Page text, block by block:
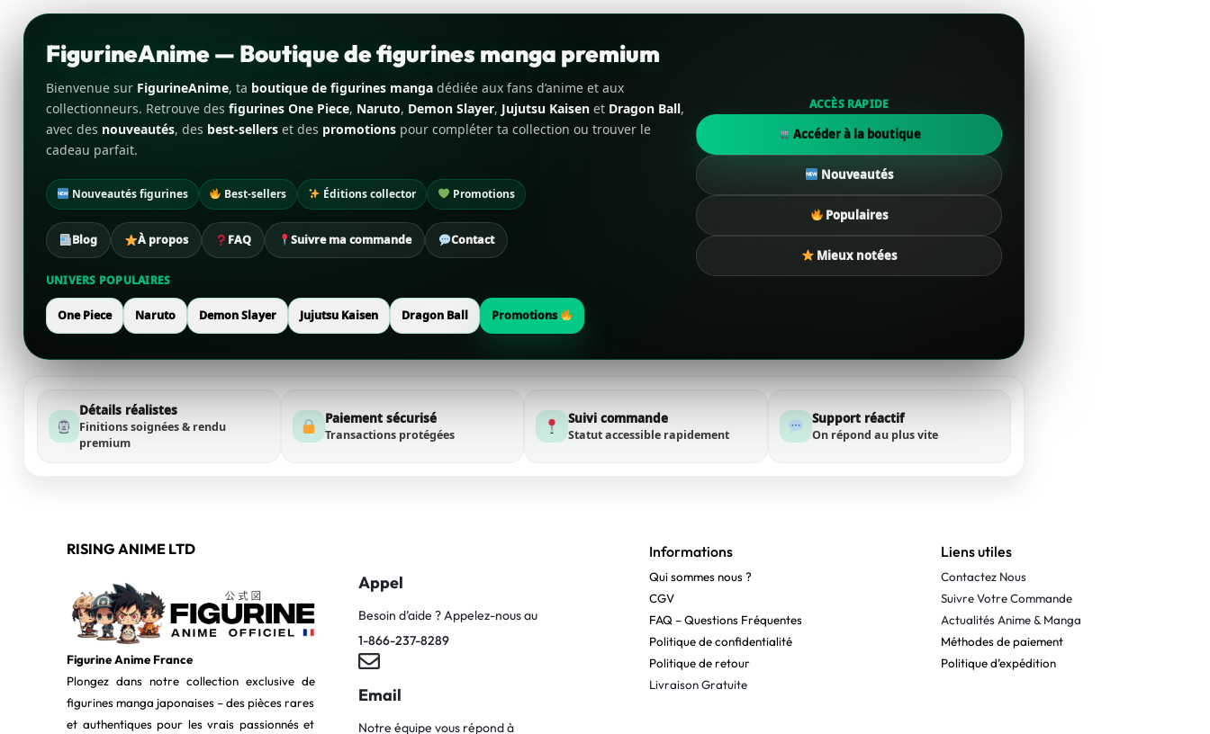
FigurineAnime — Boutique de figurines manga premium
Bienvenue sur FigurineAnime, ta boutique de figurines manga dédiée aux fans d’anime et aux
collectionneurs. Retrouve des figurines One Piece, Naruto, Demon Slayer, Jujutsu Kaisen et Dragon Ball,
avec des nouveautés, des best-sellers et des promotions pour compléter ta collection ou trouver le
cadeau parfait.
Nouveautés figurines Best-sellers Éditions collector Promotions
Blog À propos FAQ Suivre ma commande Contact
UNIVERS POPULAIRES
One Piece Naruto Demon Slayer Jujutsu Kaisen Dragon Ball Promotions
ACCÈS RAPIDE
Accéder à la boutique
Nouveautés
Populaires
Mieux notées
Détails réalistes
Finitions soignées & rendu
premium
Paiement sécurisé
Transactions protégées
Suivi commande
Statut accessible rapidement
Support réactif
On répond au plus vite
RISING ANIME LTD
Figurine Anime France
Plongez dans notre collection exclusive de
figurines manga japonaises – des pièces rares
et authentiques pour les vrais passionnés et
Appel
Besoin d’aide ? Appelez-nous au
1-866-237-8289
Email
Notre équipe vous répond à
Informations
Qui sommes nous ?
CGV
FAQ – Questions Fréquentes
Politique de confidentialité
Politique de retour
Livraison Gratuite
Liens utiles
Contactez Nous
Suivre Votre Commande
Actualités Anime & Manga
Méthodes de paiement
Politique d’expédition